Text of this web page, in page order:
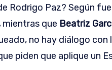
Rodrigo Paz? Según
mientras que Beatriz
no hay diálogo
piden que aplique un